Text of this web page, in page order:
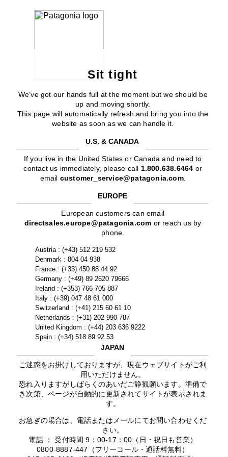
Sit tight
We’ve got our hands full at the moment but we should be
up and moving shortly.
This page will automatically refresh and bring you into the
website as soon as we can handle it.
U.S. & CANADA
If you live in the United States or Canada and need to
contact us immediately, please call 1.800.638.6464 or
email customer_service@patagonia.com.
EUROPE
European customers can email
directsales.europe@patagonia.com or reach us by
phone.
Austria : (+43) 512 219 532
Denmark : 804 04 938
France : (+33) 450 88 44 92
Germany : (+49) 89 2620 79666
Ireland : (+353) 766 705 887
Italy : (+39) 047 48 61 000
Switzerland : (+41) 215 60 61 10
Netherlands : (+31) 202 990 787
United Kingdom : (+44) 203 636 9222
Spain : (+34) 518 89 92 53
JAPAN
ご迷惑をお掛けしておりますが、現在ウェブサイトがご利
用いただけません。
恐れ入りますがしばらくのあいだご静観願います。準備で
き次第、ページが自動的に更新されてサイトが表示されま
す。
お急ぎの場合は、電話またはメールにてお問い合わせくだ
さい。
電話 ： 受付時間 9：00-17：00（日・祝日も営業）
0800-8887-447（フリーコール・通話料無料）